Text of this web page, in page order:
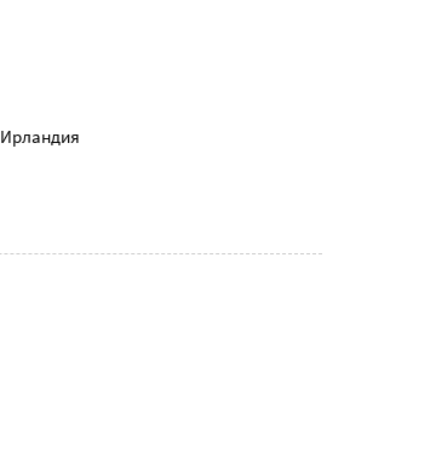
Ирландия